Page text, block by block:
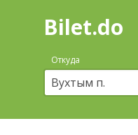
Поиск
покупка
билетов
автобус
онлайн
Bilet.do
Откуда